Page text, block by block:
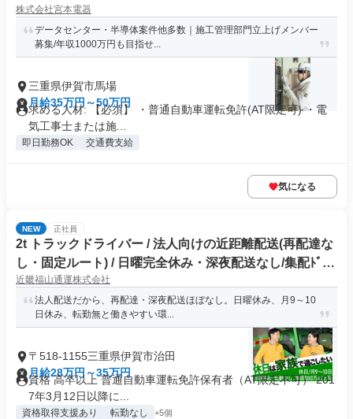
株式会社宮本電器
データセンター・半導体案件他多数｜施工管理部門立上げメンバー
募集/年収1000万円も目指せ...
三重県伊賀市馬場
月給35万円～50万円
求める人材: 【必須】 ・普通自動車運転免許(AT限定可) ・電
気工事士または施...
即日勤務OK 交通費支給
気になる
NEW 正社員
2t トラックドライバー / 法人向けの近距離配送(再配達な
し・固定ルート) / 日曜完全休み・深夜配送なし/集配ﾄﾞﾗｲ
ﾊﾞｰ2t(正社員)
近畿福山通運株式会社
法人配送だから、再配達・深夜配送ほぼなし。日曜休み、月9～10
日休み、転勤無と働きやすい環...
〒518-1155三重県伊賀市治田
月給28万円～35万円
資格 高卒以上 普通自動車運転免許保有者（AT限定不可） 201
7年3月12日以降に...
資格取得支援あり 転勤なし +5個